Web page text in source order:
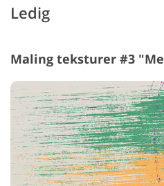
Ledig
Maling teksturer #3